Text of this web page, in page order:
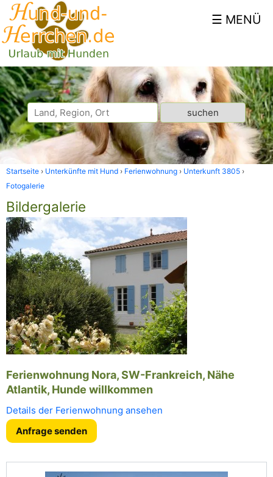
Startseite Unterkünfte mit Hund Ferienwohnung
Unterkunft 3805
Fotogalerie
Bildergalerie
Ferienwohnung Nora, SW-Frankreich, Nähe
Atlantik, Hunde willkommen
Details der Ferienwohnung ansehen
Anfrage senden